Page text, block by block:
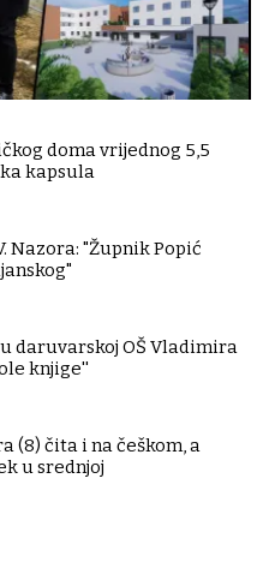
doma vrijednog 5,5
kapsula
Nazora: "Župnik Popić
daruvarskoj OŠ Vladimira
knjige''
(8) čita i na češkom, a
u srednjoj